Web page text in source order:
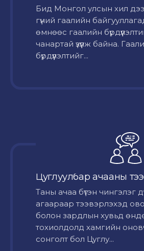
Бид Монгол улсын хил
гүний гаалийн
өмнөөс гаалийн
чанартай үзүүлж байна.
бүрдүүлэлтийг...
Цуглуулбар ачааны
Таны ачаа бүтэн чингэлэг
агаараар тээвэрлэхэд
болон зардлын хувьд
тохиолдолд хамгийн
сонголт бол Цуглу...